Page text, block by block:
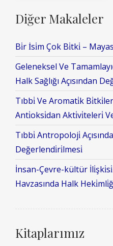
Diğer Makaleler
Bi̇r İsi̇m Çok Bi̇tki̇ –
Geleneksel Ve
Halk Sağlığı Açısından
Tıbbi̇ Ve Aromati̇k
Anti̇oksi̇dan Akti̇vi̇teleri̇
Tıbbi̇ Antropoloji̇
Değerlendi̇ri̇lmesi̇
İnsan-Çevre-kültür İli̇şki̇si̇
Havzasında Halk
Kitaplarımız